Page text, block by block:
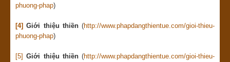
phuong-phap)
[4] Giới thiệu thiền(http://www.phapdangthientue.com/gioi-thieu-
phuong-phap)
[5] Giới thiệu thiền(http://www.phapdangthientue.com/gioi-thieu-